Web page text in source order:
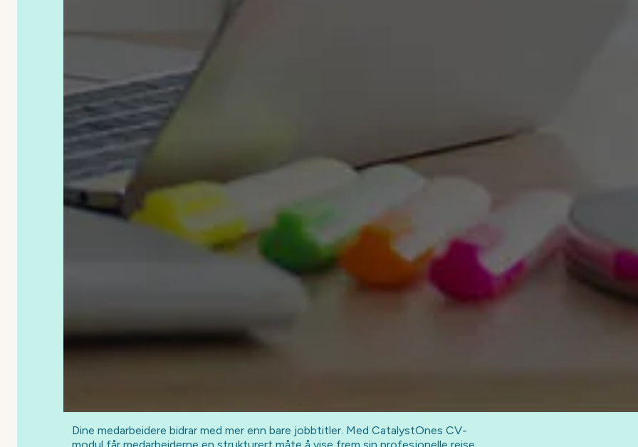
Dine medarbeidere bidrar med mer enn bare jobbtitler. Med CatalystOnes CV-